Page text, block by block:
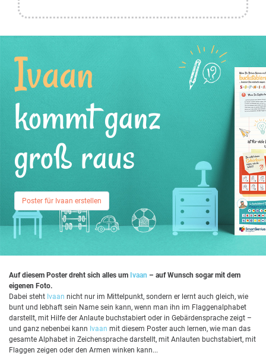
Ivaan
kommt ganz
groß raus
Poster für Ivaan erstellen
Auf diesem Poster dreht sich alles um Ivaan – auf Wunsch sogar mit dem
eigenen Foto.
Dabei steht Ivaan nicht nur im Mittelpunkt, sondern er lernt auch gleich, wie
bunt und lebhaft sein Name sein kann, wenn man ihn im Flaggenalphabet
darstellt, mit Hilfe der Anlaute buchstabiert oder in Gebärdensprache zeigt –
und ganz nebenbei kann Ivaan mit diesem Poster auch lernen, wie man das
gesamte Alphabet in Zeichensprache darstellt, mit Anlauten buchstabiert, mit
Flaggen zeigen oder den Armen winken kann...